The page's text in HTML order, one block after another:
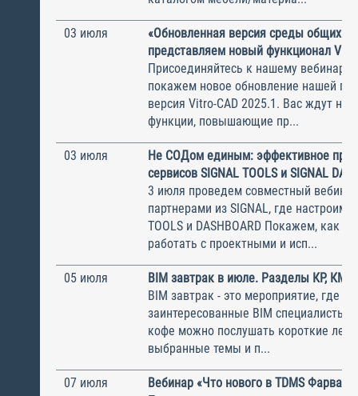
03 июля
«Обновленная версия среды общих
представляем новый функционал
Присоединяйтесь к нашему
покажем новое обновление нашей
версия Vitro-CAD 2025.1. Вас ждут
функции, повышающие пр...
03 июля
Не CОДом единым: эффективное
сервисов SIGNAL TOOLS и SIGNAL
3 июля проведем совместный
партнерами из SIGNAL, где настроим
TOOLS и DASHBOARD Покажем, как
работать с проектными и исп...
05 июля
BIM завтрак в июле. Разделы КР, КМ,
BIM завтрак - это мероприятие, где
заинтересованные BIM специалисты.
кофе можно послушать короткие
выбранные темы и п...
07 июля
Вебинар «Что нового в TDMS